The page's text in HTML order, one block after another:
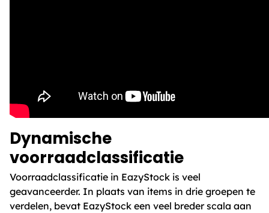
Dynamische
voorraadclassificatie
Voorraadclassificatie in EazyStock is veel
geavanceerder. In plaats van items in drie groepen te
verdelen, bevat EazyStock een veel breder scala aan